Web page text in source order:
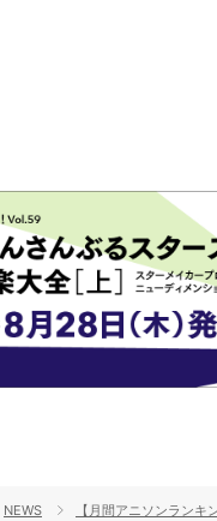
NEWS 【月間アニソンラン